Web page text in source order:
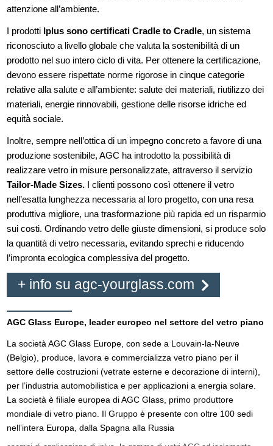
attenzione all’ambiente.
I prodotti Iplus sono certificati Cradle to Cradle, un sistema
riconosciuto a livello globale che valuta la sostenibilità di un
prodotto nel suo intero ciclo di vita. Per ottenere la certificazione,
devono essere rispettate norme rigorose in cinque categorie
relative alla salute e all’ambiente: salute dei materiali, riutilizzo dei
materiali, energie rinnovabili, gestione delle risorse idriche ed
equità̀ sociale.
Inoltre, sempre nell’ottica di un impegno concreto a favore di una
produzione sostenibile, AGC ha introdotto la possibilità di
realizzare vetro in misure personalizzate, attraverso il servizio
Tailor-Made Sizes. I clienti possono così ottenere il vetro
nell’esatta lunghezza necessaria al loro progetto, con una resa
produttiva migliore, una trasformazione più rapida ed un risparmio
sui costi. Ordinando vetro delle giuste dimensioni, si produce solo
la quantità di vetro necessaria, evitando sprechi e riducendo
l’impronta ecologica complessiva del progetto.
+ info su agc-yourglass.com
AGC Glass Europe, leader europeo nel settore del vetro piano
La società AGC Glass Europe, con sede a Louvain-la-Neuve
(Belgio), produce, lavora e commercializza vetro piano per il
settore delle costruzioni (vetrate esterne e decorazione di interni),
per l’industria automobilistica e per applicazioni a energia solare.
La società è filiale europea di AGC Glass, primo produttore
mondiale di vetro piano. Il Gruppo è presente con oltre 100 sedi
nell’intera Europa, dalla Spagna alla Russia